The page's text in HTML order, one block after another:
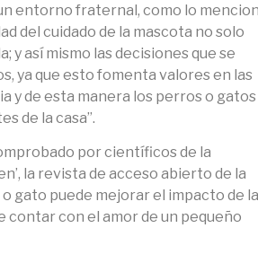
entorno fraternal, como lo
del cuidado de la mascota no solo
y así mismo las decisiones que se
ya que esto fomenta valores en las
y de esta manera los perros o gatos
de la casa”.
por científicos de la
la revista de acceso abierto de la
gato puede mejorar el impacto de
contar con el amor de un pequeño